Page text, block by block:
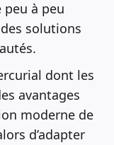
peu à peu
solutions
dont les
avantages
moderne de
d’adapter